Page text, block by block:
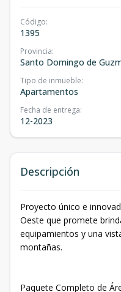
Código:
1395
Provincia:
Santo Domingo de
Tipo de inmueble:
Apartamentos
Fecha de entrega:
12-2023
Descripción
Proyecto único e
Oeste que promete
equipamientos y una
montañas.
Paquete Completo de